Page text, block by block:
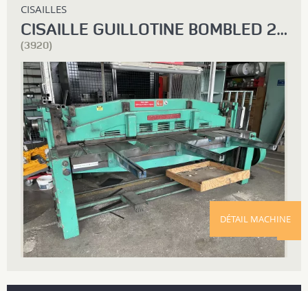
CISAILLES
CISAILLE GUILLOTINE BOMBLED 2000 X 4
(3920)
DÉTAIL MACHINE